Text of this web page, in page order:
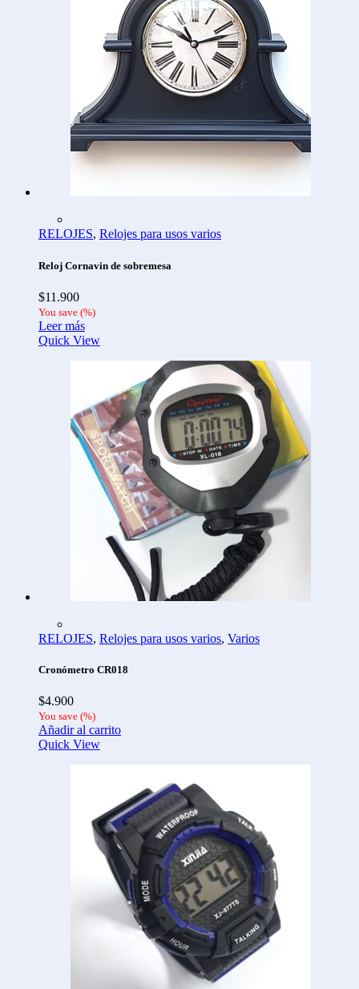
RELOJES, Relojes para usos varios
Reloj Cornavin de sobremesa
$11.900
You save (%)
Leer más
Quick View
RELOJES, Relojes para usos varios, Varios
Cronómetro CR018
$4.900
You save (%)
Añadir al carrito
Quick View